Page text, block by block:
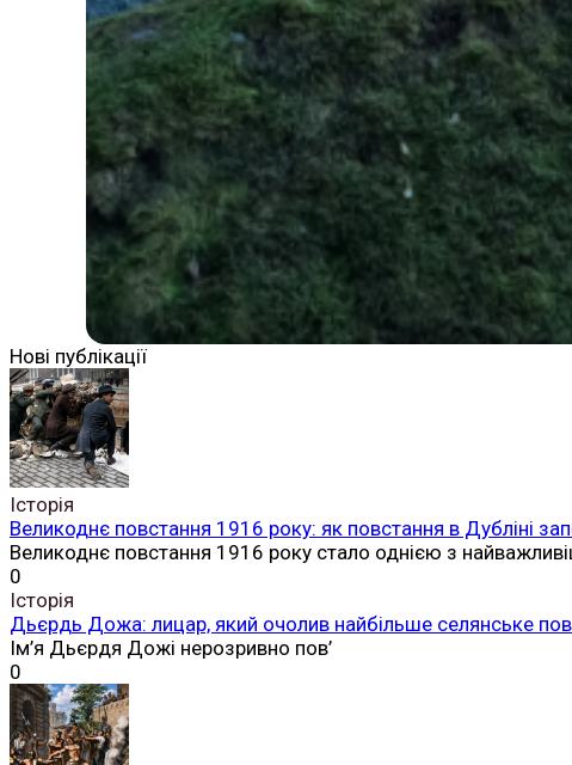
Нові публікації
Історія
Великоднє повстання 1916 року: як повстання в Дубліні
Великоднє повстання 1916 року стало однією з
0
Історія
Дьєрдь Дожа: лицар, який очолив найбільше селянське
Ім’я Дьєрдя Дожі нерозривно пов’
0